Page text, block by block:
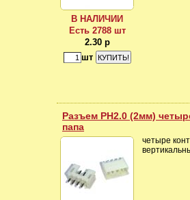
В НАЛИЧИИ
Есть 2788 шт
2.30 р
шт
Разъем PH2.0 (2мм)
папа
четыре